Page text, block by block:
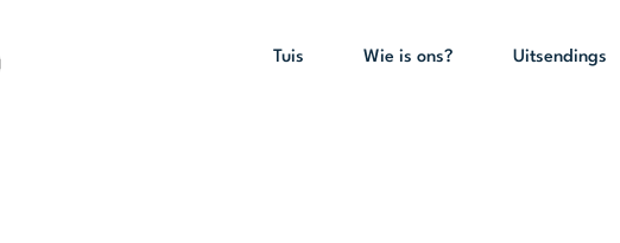
Tuis Wie is ons? Uitsendings